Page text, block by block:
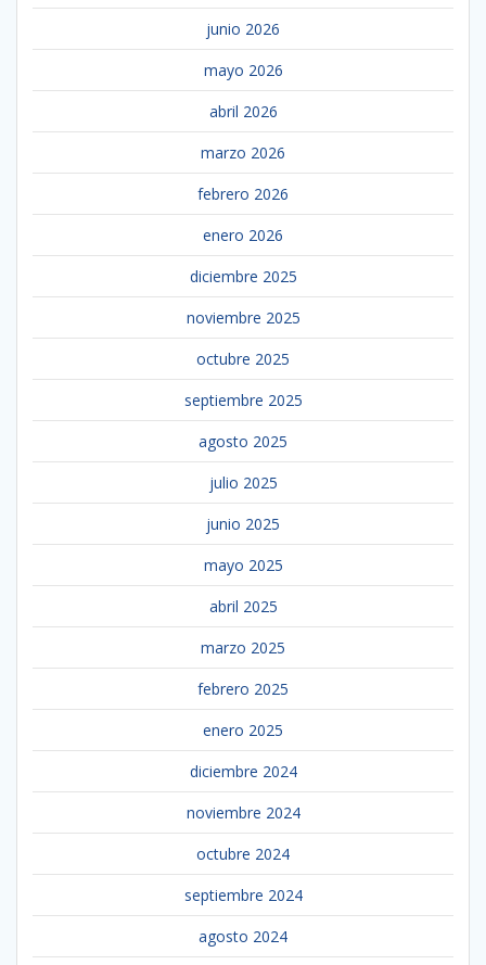
junio 2026
mayo 2026
abril 2026
marzo 2026
febrero 2026
enero 2026
diciembre 2025
noviembre 2025
octubre 2025
septiembre 2025
agosto 2025
julio 2025
junio 2025
mayo 2025
abril 2025
marzo 2025
febrero 2025
enero 2025
diciembre 2024
noviembre 2024
octubre 2024
septiembre 2024
agosto 2024